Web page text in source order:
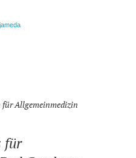
jameda
für Allgemeinmedizin
für